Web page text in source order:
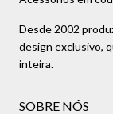
Desde 2002
design exclusivo,
inteira.
SOBRE NÓS